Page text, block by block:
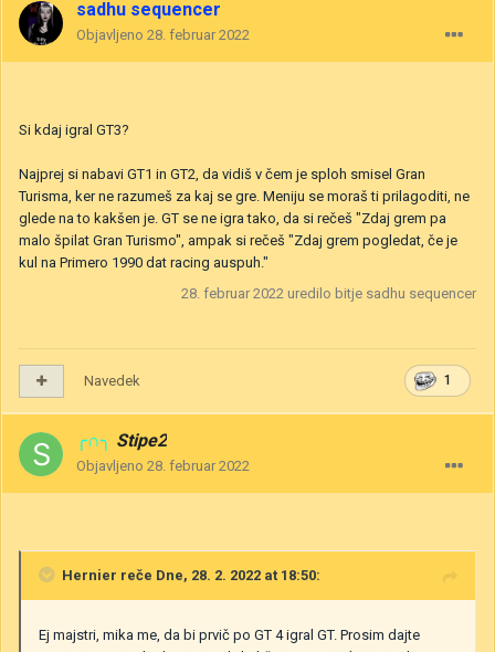
sadhu sequencer
Objavljeno 28. februar 2022
Si kdaj igral GT3?
Najprej si nabavi GT1 in GT2, da vidiš v čem je sploh smisel Gran
Turisma, ker ne razumeš za kaj se gre. Meniju se moraš ti prilagoditi, ne
glede na to kakšen je. GT se ne igra tako, da si rečeš "Zdaj grem pa
malo špilat Gran Turismo", ampak si rečeš "Zdaj grem pogledat, če je
kul na Primero 1990 dat racing auspuh."
28. februar 2022 uredilo bitje sadhu sequencer
1
Navedek
╭∩╮ Stipe2
Objavljeno 28. februar 2022
Hernier reče Dne, 28. 2. 2022 at 18:50:
Ej majstri, mika me, da bi prvič po GT 4 igral GT. Prosim dajte